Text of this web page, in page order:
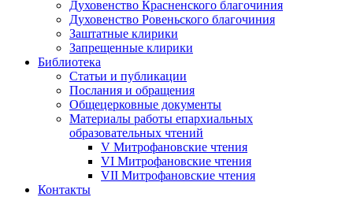
Духовенство Красненского благочиния
Духовенство Ровеньского благочиния
Заштатные клирики
Запрещенные клирики
Библиотека
Статьи и публикации
Послания и обращения
Общецерковные документы
Материалы работы епархиальных
образовательных чтений
V Митрофановские чтения
VI Митрофановские чтения
VII Митрофановские чтения
Контакты